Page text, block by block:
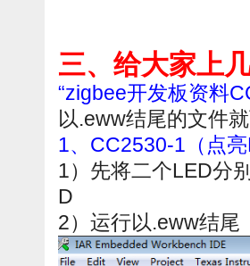
三、给大家上
“zigbee开发板资料
以.eww结尾的文件
1、CC2530-1（点亮
1）先将二个LED分
D
2）运行以.eww结尾